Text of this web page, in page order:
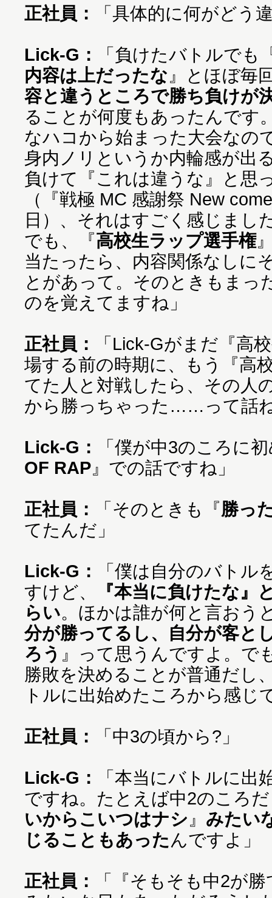
正社員： 「具体的に何がどう
Lick-G：
「負けたバトルでも
内容は上だったな 』とほぼ毎
容と違うところで勝ち負けが
ることが何度もあったんです
なハコから始まった大会なの
身内ノリというか内輪感が出
負けて『これは違うな』と思
（『戦極 MC 感謝祭 New
日）、それはすごく感じまし
でも、『高校生ラップ選手権
当たったら、内容関係なしに
とがあって。そのときもまっ
のを覚えてますね」
正社員：
「Lick-Gがまだ『高
場する前の時期に、もう『高
てた人と対戦したら、その人
から勝っちゃった……って話
Lick-G：
「僕が中3のころに
OF RAP 』での話ですね」
正社員： 「そのときも『勝っ
てたんだ」
Lick-G：
「僕は自分のバトル
すけど、
『本当に負けたな』
らい。ほかは誰が何と言おう
分が勝ってるし、自分が客と
ろう 』って思うんですよ。で
勝敗を決めることが普通だし
トルに出始めたころから感じ
正社員： 「中3の頃から?」
Lick-G：
「本当にバトルに出
ですね。たとえば中2のころ
いからこいつはナシ 』 みたい
じることもあったんですよ」
正社員：
「『そもそも中2が